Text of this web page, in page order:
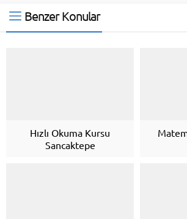
Benzer Konular
Hızlı Okuma Kursu
Sancaktepe